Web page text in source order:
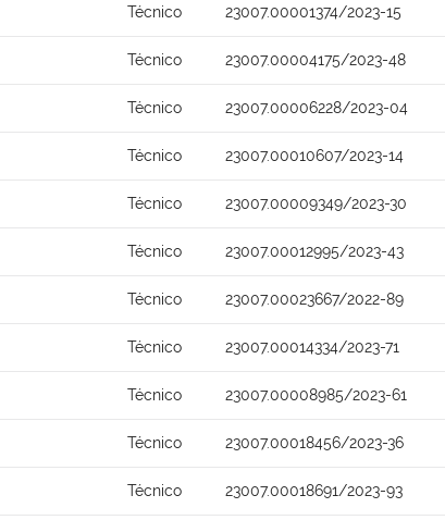
Técnico 23007.00001374/2023-15
Técnico 23007.00004175/2023-48
Técnico 23007.00006228/2023-04
Técnico 23007.00010607/2023-14
Técnico 23007.00009349/2023-30
Técnico 23007.00012995/2023-43
Técnico 23007.00023667/2022-89
Técnico 23007.00014334/2023-71
Técnico 23007.00008985/2023-61
Técnico 23007.00018456/2023-36
Técnico 23007.00018691/2023-93